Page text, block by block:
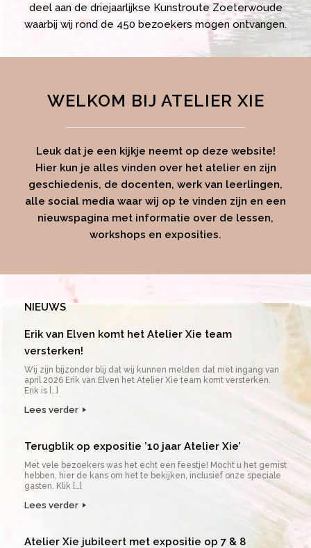
deel aan de driejaarlijkse Kunstroute Zoeterwoude
waarbij wij rond de 450 bezoekers mogen ontvangen.
WELKOM BIJ ATELIER XIE
Leuk dat je een kijkje neemt op deze website!
Hier kun je alles vinden over het atelier en zijn
geschiedenis, de docenten, werk van leerlingen,
alle social media waar wij op te vinden zijn en een
nieuwspagina met informatie over de lessen,
workshops en exposities.
NIEUWS
Erik van Elven komt het Atelier Xie team
versterken!
Wij zijn bijzonder blij dat wij kunnen melden dat met ingang van
april 2026 Erik van Elven het Atelier Xie team komt versterken.
Erik is […]
Lees verder
Terugblik op expositie ’10 jaar Atelier Xie’
Met vele bezoekers was het echt een feestje! Mocht u het gemist
hebben, hier de kans om het te bekijken, inclusief onze speciale
gasten. Klik […]
Lees verder
Atelier Xie jubileert met expositie op 7 & 8